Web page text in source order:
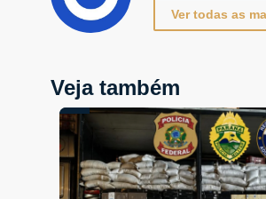
Ver todas as
Veja também